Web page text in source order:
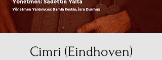
Cimri (Eindhoven)